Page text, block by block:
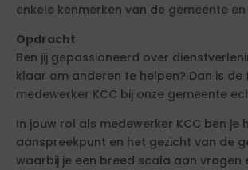
enkele kenmerken van de gemeente
Opdracht
Ben jij gepassioneerd over
klaar om anderen te helpen? Dan is de
medewerker KCC bij onze gemeente
In jouw rol als medewerker KCC ben je
aanspreekpunt en het gezicht van de
waarbij je een breed scala aan vragen